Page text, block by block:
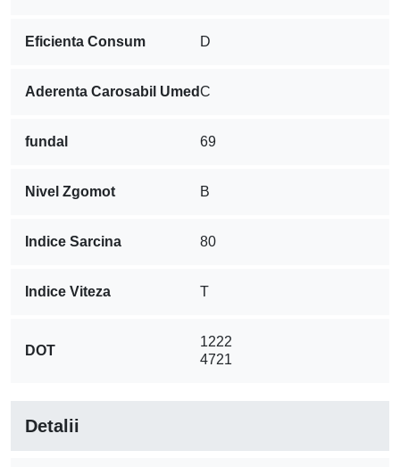
Eficienta Consum D
Aderenta Carosabil UmedC
fundal 69
Nivel Zgomot B
Indice Sarcina 80
Indice Viteza T
DOT
1222
4721
Detalii